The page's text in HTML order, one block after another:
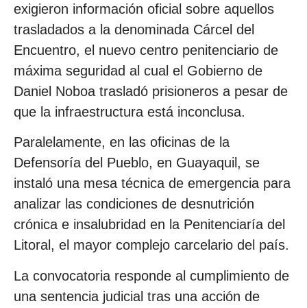
exigieron información oficial sobre aquellos
trasladados a la denominada Cárcel del
Encuentro, el nuevo centro penitenciario de
máxima seguridad al cual el Gobierno de
Daniel Noboa trasladó prisioneros a pesar de
que la infraestructura está inconclusa.
Paralelamente, en las oficinas de la
Defensoría del Pueblo, en Guayaquil, se
instaló una mesa técnica de emergencia para
analizar las condiciones de desnutrición
crónica e insalubridad en la Penitenciaría del
Litoral, el mayor complejo carcelario del país.
La convocatoria responde al cumplimiento de
una sentencia judicial tras una acción de